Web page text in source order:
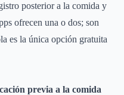
posterior a la comida y
ofrecen una o dos; son
es la única opción gratuita
previa a la comida